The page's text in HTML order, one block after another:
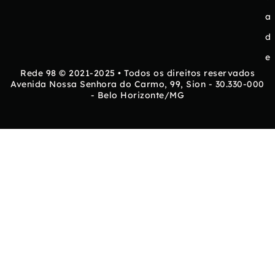
a
d
e
Rede 98 © 2021-2025 • Todos os direitos reservados
Avenida Nossa Senhora do Carmo, 99, Sion - 30.330-000
- Belo Horizonte/MG